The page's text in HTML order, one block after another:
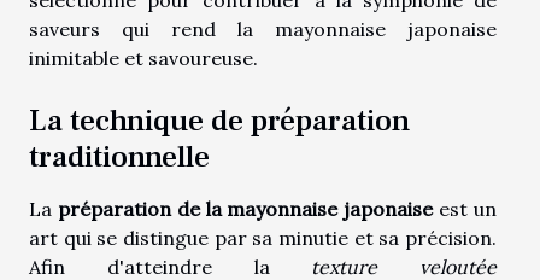
saveurs qui rend la mayonnaise japonaise
inimitable et savoureuse.
La technique de préparation
traditionnelle
La préparation de la mayonnaise japonaiseest un
art qui se distingue par sa minutie et sa précision.
Afin d'atteindre la texture veloutée